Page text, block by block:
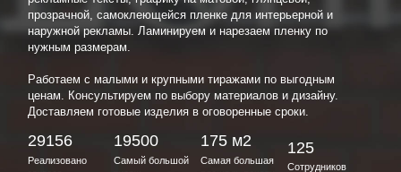
прозрачной, самоклеющейся пленке для интерьерной и
наружной рекламы. Ламинируем и нарезаем пленку по
нужным размерам.
Работаем с малыми и крупными тиражами по выгодным
ценам. Консультируем по выбору материалов и дизайну.
Доставляем готовые изделия в оговоренные сроки.
29156
Реализовано
19500
Самый большой
175 м2
Самая большая
125
Сотрудников